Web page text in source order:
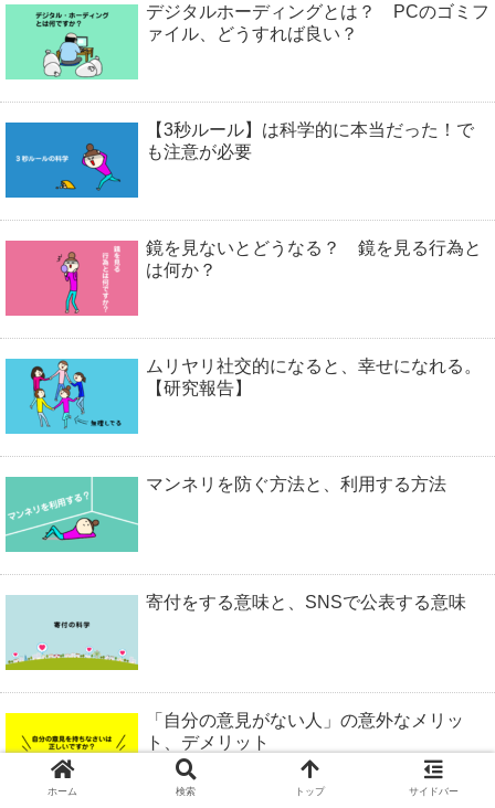
デジタルホーディングとは？ PCのゴミフ
ァイル、どうすれば良い？
【3秒ルール】は科学的に本当だった！で
も注意が必要
鏡を見ないとどうなる？ 鏡を見る行為と
は何か？
ムリヤリ社交的になると、幸せになれる。
【研究報告】
マンネリを防ぐ方法と、利用する方法
寄付をする意味と、SNSで公表する意味
「自分の意見がない人」の意外なメリッ
ト、デメリット
ホーム 検索 トップ サイドバー